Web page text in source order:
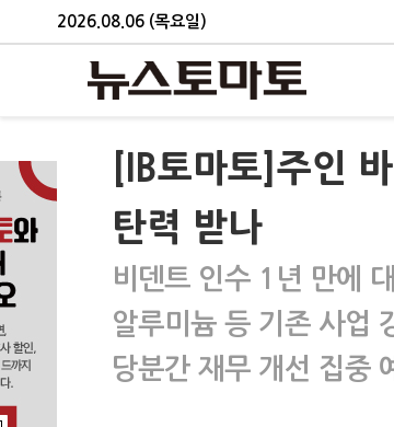
2026.08.06 (목요일)
[IB토마토]주인
탄력 받나
비덴트 인수 1년 만에
알루미늄 등 기존 사업
당분간 재무 개선 집중